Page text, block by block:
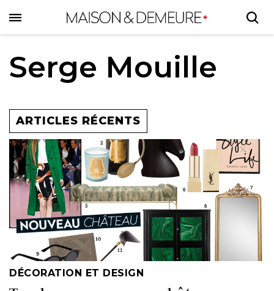
to
main
content
Serge Mouille
ARTICLES RÉCENTS
DÉCORATION ET DESIGN